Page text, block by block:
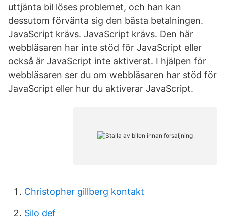
uttjänta bil löses problemet, och han kan
dessutom förvänta sig den bästa betalningen.
JavaScript krävs. JavaScript krävs. Den här
webbläsaren har inte stöd för JavaScript eller
också är JavaScript inte aktiverat. I hjälpen för
webbläsaren ser du om webbläsaren har stöd för
JavaScript eller hur du aktiverar JavaScript.
Christopher gillberg kontakt
Silo def